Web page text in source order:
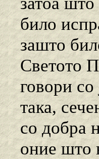
било
зашто
Светото
говори со
така,
со добра
оние што